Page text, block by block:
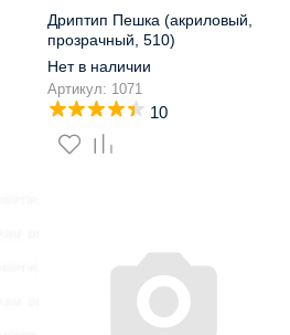
Дриптип Пешка (акриловый,
прозрачный, 510)
Нет в наличии
Артикул: 1071
10